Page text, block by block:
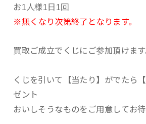
お1人様1日1回
※無くなり次第終了となります。
買取ご成立でくじにご参加頂けます
くじを引いて【当たり】がでたら
ゼント
おいしそうなものをご用意してお